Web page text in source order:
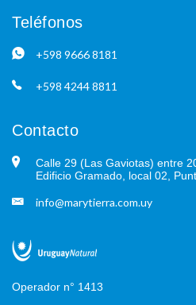
Teléfonos
+598 9666 8181
+598 4244 8811
Contacto
Calle 29 (Las Gaviotas) entre
Edificio Gramado, local 02,
info@marytierra.com.uy
Operador n° 1413